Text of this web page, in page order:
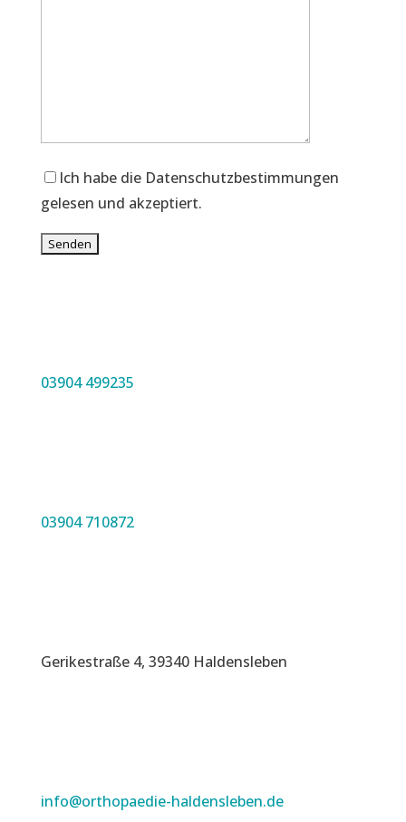
Ich habe die Datenschutzbestimmungen
gelesen und akzeptiert.
03904 499235
03904 710872
Gerikestraße 4, 39340 Haldensleben
info@orthopaedie-haldensleben.de